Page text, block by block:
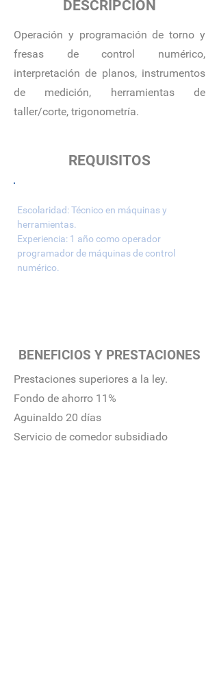
DESCRIPCIÓN
Operación y programación de torno y
fresas de control numérico,
interpretación de planos, instrumentos
de medición, herramientas de
taller/corte, trigonometría.
REQUISITOS
Escolaridad: Técnico en máquinas y
herramientas.
Experiencia: 1 año como operador
programador de máquinas de control
numérico.
BENEFICIOS Y PRESTACIONES
Prestaciones superiores a la ley.
Fondo de ahorro 11%
Aguinaldo 20 días
Servicio de comedor subsidiado